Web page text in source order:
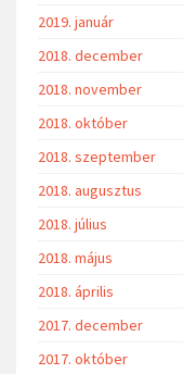
2019. január
2018. december
2018. november
2018. október
2018. szeptember
2018. augusztus
2018. július
2018. május
2018. április
2017. december
2017. október